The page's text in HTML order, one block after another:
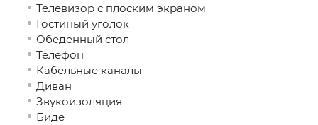
Телевизор с плоским экраном
Гостиный уголок
Обеденный стол
Телефон
Кабельные каналы
Диван
Звукоизоляция
Биде